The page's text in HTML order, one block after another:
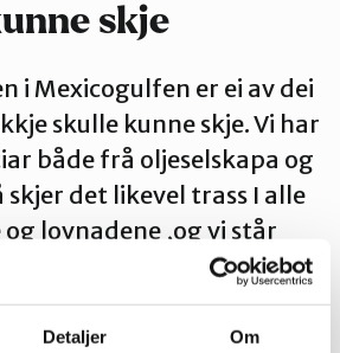
Detaljer Om
skje
i Mexicogulfen er ei av dei
skulle kunne skje. Vi har
både frå oljeselskapa og
det likevel trass I alle
lovnadene ,og vi står
som ingen anar
og kanskje millionar
renn ut i havet…